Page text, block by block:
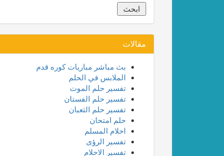
مقالات
بث مباشر مباريات كوره قدم
الملابس في الحلم
تفسير حلم الموت
تفسير حلم الفستان
تفسير حلم الثعبان
حلم امتحان
احلام المسلم
تفسير الرؤى
تفسير الاحلام